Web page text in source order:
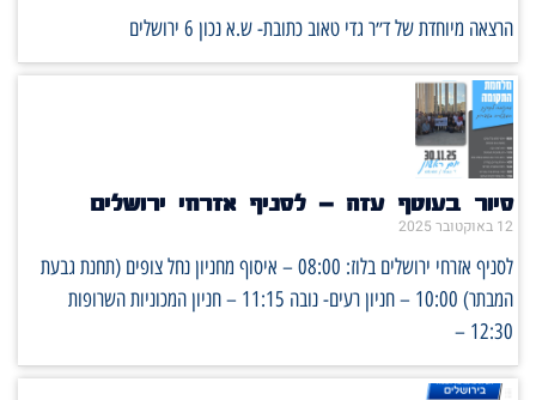
הרצאה מיוחדת של ד״ר גדי טאוב כתובת- ש.א נכון 6 ירושלים
סיור בעוטף עזה – לסניף אזרחי ירושלים
12 באוקטובר 2025
לסניף אזרחי ירושלים בלוז: 08:00 – איסוף מחניון נחל צופים (תחנת גבעת
המבתר) 10:00 – חניון רעים- נובה 11:15 – חניון המכוניות השרופות
12:30 –